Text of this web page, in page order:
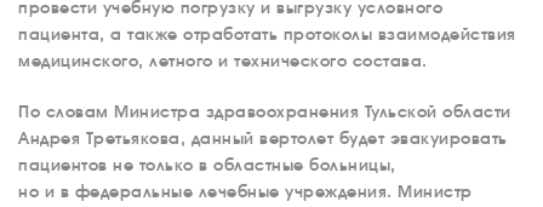
ДОКУМЕНТЫ
СОУТ
ДОКУМЕНТЫ
КОМПАНИИ
провести учебную погрузку и выгрузку условного
пациента, а также отработать протоколы взаимодействия
медицинского, летного и технического состава.
По словам Министра здравоохранения Тульской области
Андрея Третьякова, данный вертолет будет эвакуировать
пациентов не только в областные больницы,
но и в федеральные лечебные учреждения. Министр